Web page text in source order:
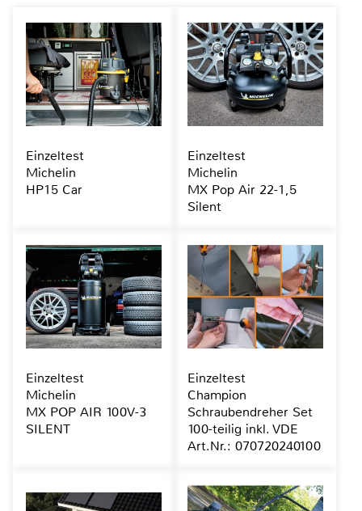
Einzeltest
Michelin
HP15 Car
Einzeltest
Michelin
MX Pop Air 22-1,5
Silent
Einzeltest
Michelin
MX POP AIR 100V-3
SILENT
Einzeltest
Champion
Schraubendreher Set
100-teilig inkl. VDE
Art.Nr.: 070720240100